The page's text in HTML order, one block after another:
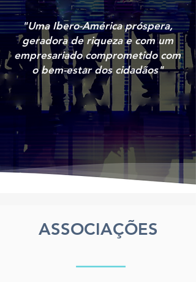
"Uma Ibero-América próspera,
geradora de riqueza e com um
empresariado comprometido com
o bem-estar dos cidadãos"
ASSOCIAÇÕES